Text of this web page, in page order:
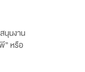
นุนงาน
” หรือ